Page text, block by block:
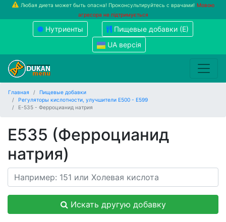
Любая диета может быть опасна! Проконсультируйтесь с врачами! Мовою
агресора не підтримується
Нутриенты
Пищевые добавки (Е)
UA версія
Главная
Пищевые добавки
Регуляторы кислотности, улучшители Е500 - Е599
Е-535 - Ферроцианид натрия
Е535 (Ферроцианид
натрия)
Искать другую добавку